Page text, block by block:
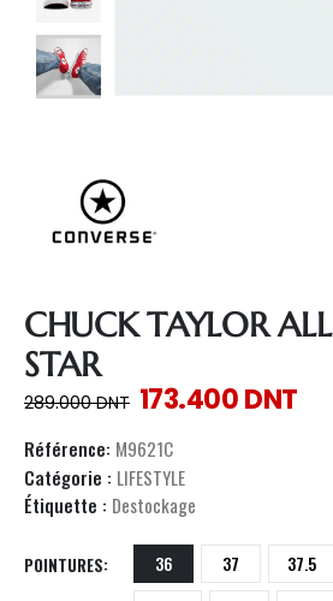
CHUCK TAYLOR ALL
STAR
289.000DNT 173.400DNT
Référence: M9621C
Catégorie : LIFESTYLE
Étiquette : Destockage
POINTURES 36 37 37.5